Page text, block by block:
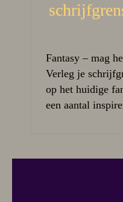
Fantasy – mag
Verleg je
op het huidige
een aantal